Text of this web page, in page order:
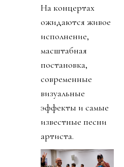
На концертах
ожидаются живое
исполнение,
масштабная
постановка,
современные
визуальные
эффекты и самые
известные песни
артиста.